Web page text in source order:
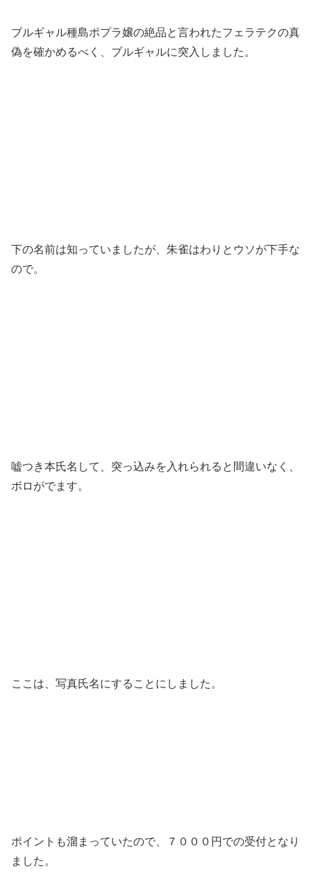
ブルギャル種島ポプラ嬢の絶品と言われたフェラテクの真
偽を確かめるべく、ブルギャルに突入しました。
下の名前は知っていましたが、朱雀はわりとウソが下手な
ので。
嘘つき本氏名して、突っ込みを入れられると間違いなく、
ボロがでます。
ここは、写真氏名にすることにしました。
ポイントも溜まっていたので、７０００円での受付となり
ました。